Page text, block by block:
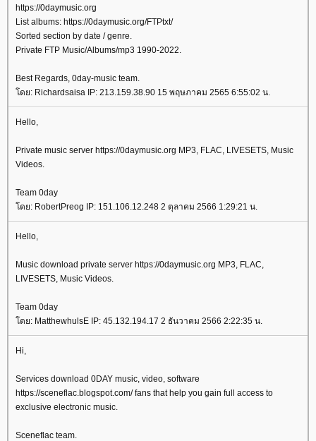
https://0daymusic.org
List albums: https://0daymusic.org/FTPtxt/
Sorted section by date / genre.
Private FTP Music/Albums/mp3 1990-2022.
Best Regards, 0day-music team.
ดย: Richardsaisa IP: 213.159.38.90 15 พฤษภาคม 2565 6:55:02 น.
Hello,
Private music server https://0daymusic.org MP3, FLAC, LIVESETS, Music
Videos.
Team 0day
ดย: RobertPreog IP: 151.106.12.248 2 ตุลาคม 2566 1:29:21 น.
Hello,
Music download private server https://0daymusic.org MP3, FLAC,
LIVESETS, Music Videos.
Team 0day
ดย: MatthewhulsE IP: 45.132.194.17 2 ธันวาคม 2566 2:22:35 น.
Hi,
Services download 0DAY music, video, software
https://sceneflac.blogspot.com/ fans that help you gain full access to
exclusive electronic music.
Sceneflac team.